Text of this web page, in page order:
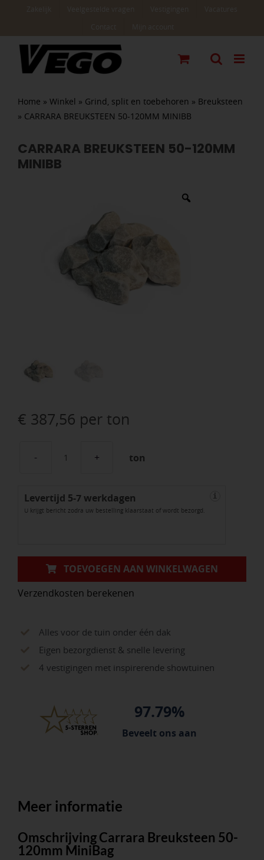
Home » Winkel » Grind, split en toebehoren » Breuksteen
» CARRARA BREUKSTEEN 50-120MM MINIBB
CARRARA BREUKSTEEN 50-120MM
MINIBB
€ 387,56 per ton
CARRARA
50-
120MM
ton
Levertijd 5-7 werkdagen
U krijgt bericht zodra uw bestelling klaarstaat of wordt bezorgd.
i
TOEVOEGEN AAN WINKELWAGEN
Verzendkosten berekenen
Alles voor de tuin onder één dak
Eigen bezorgdienst & snelle levering
4 vestigingen met inspirerende showtuinen
97.79%
Beveelt ons aan
Meer informatie
Omschrijving Carrara Breuksteen 50-
120mm MiniBag